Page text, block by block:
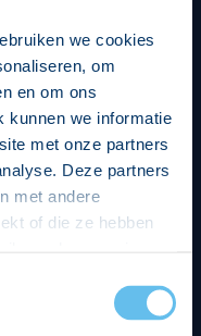
we cookies
om
en om ons
kunnen we informatie
met onze partners
Deze partners
met andere
of die ze hebben
je toestemming
pagina.